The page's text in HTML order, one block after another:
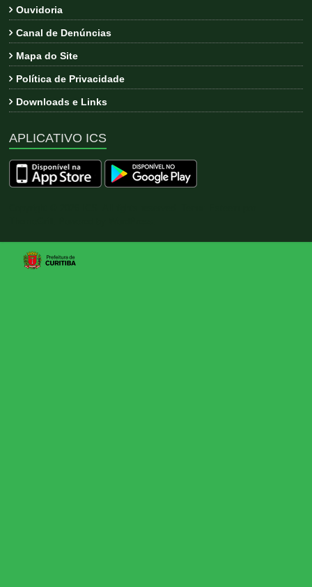
Ouvidoria
Canal de Denúncias
Mapa do Site
Política de Privacidade
Downloads e Links
APLICATIVO ICS